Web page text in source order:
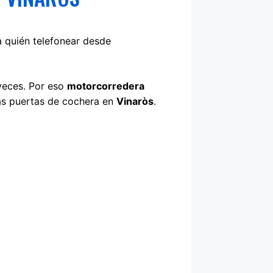
telefonear desde
Por eso motorcorredera
puertas de cochera en Vinaròs.